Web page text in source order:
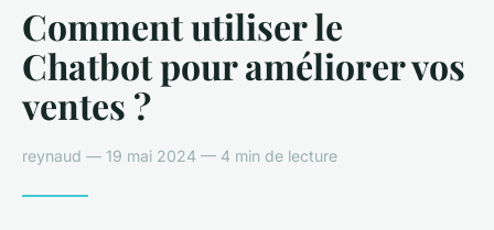
Comment utiliser le
Chatbot pour améliorer vos
ventes ?
reynaud — 19 mai 2024 — 4 min de lecture